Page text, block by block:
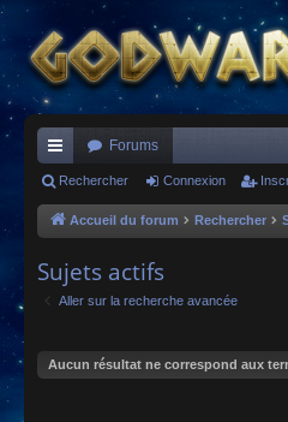
ac
co
Forums
Rechercher Connexion
Accueil du forum Rechercher
Sujets actifs
Aller sur la recherche avancée
Aucun résultat ne correspond aux